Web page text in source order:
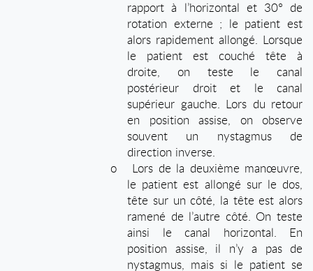
rapport à l’horizontal et 30° de
rotation externe ; le patient est
alors rapidement allongé. Lorsque
le patient est couché tête à
droite, on teste le canal
postérieur droit et le canal
supérieur gauche. Lors du retour
en position assise, on observe
souvent un nystagmus de
direction inverse.
o
Lors de la deuxième manœuvre,
le patient est allongé sur le dos,
tête sur un côté, la tête est alors
ramené de l’autre côté. On teste
ainsi le canal horizontal. En
position assise, il n’y a pas de
nystagmus, mais si le patient se